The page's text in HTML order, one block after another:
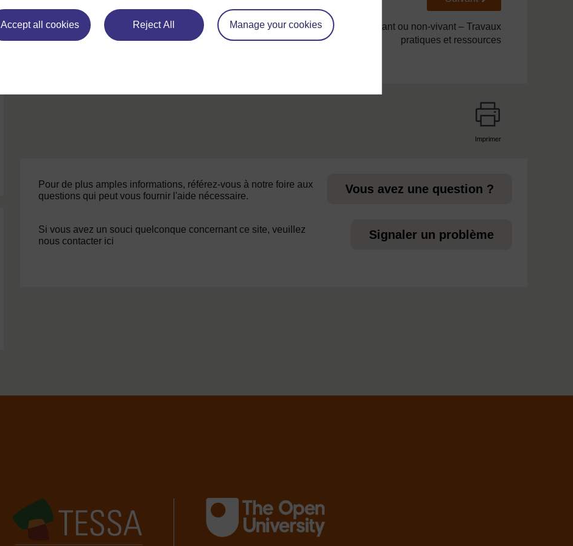
Accept all cookies Reject All Manage your cookies1. Classification : vivant ou non-vivant – Travaux
pratiques et ressources
Imprimer
Pour de plus amples informations, référez-vous à notre foire aux
questions qui peut vous fournir l'aide nécessaire.
Vous avez une question ?
Si vous avez un souci quelconque concernant ce site, veuillez
nous contacter ici
Signaler un problème